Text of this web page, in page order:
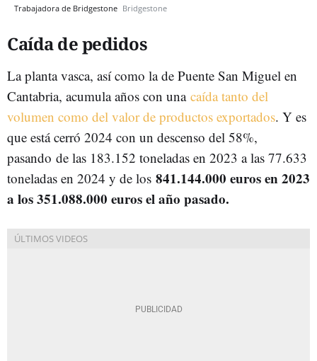
Trabajadora de Bridgestone Bridgestone
Caída de pedidos
La planta vasca, así como la de Puente San Miguel en
Cantabria, acumula años con una caída tanto del
volumen como del valor de productos exportados. Y es
que está cerró 2024 con un descenso del 58%,
pasando de las 183.152 toneladas en 2023 a las 77.633
toneladas en 2024 y de los 841.144.000 euros en 2023
a los 351.088.000 euros el año pasado.